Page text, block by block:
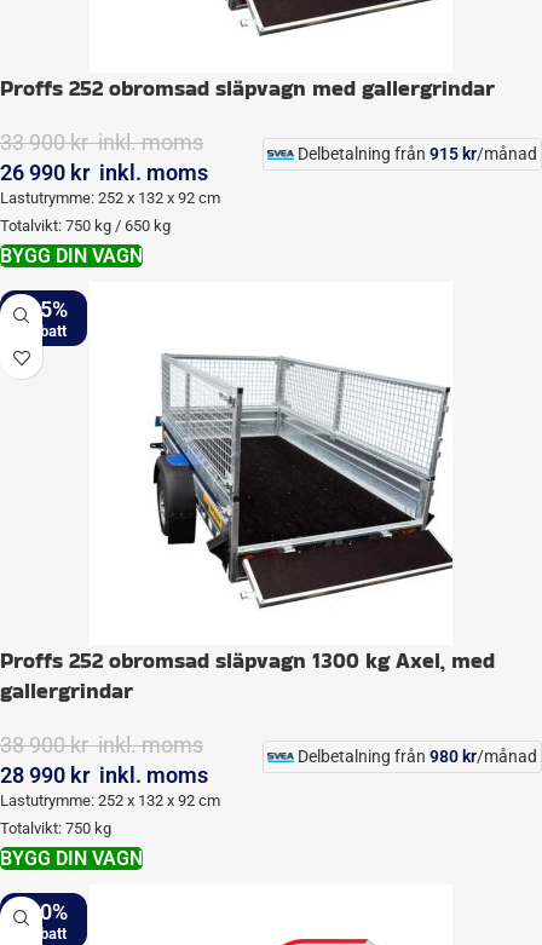
Proffs 252 obromsad släpvagn med gallergrindar
33 900kr‎ inkl. moms
26 990 kr ‎ inkl. moms
Delbetalning från 915 kr/månad
Lastutrymme: 252 x 132 x 92 cm
Totalvikt: 750 kg / 650 kg
BYGG DIN VAGN
-25%
Proffs 252 obromsad släpvagn 1300 kg Axel, med
gallergrindar
38 900kr inkl. moms
28 990 kr inkl. moms
Delbetalning från 980 kr/månad
Lastutrymme: 252 x 132 x 92 cm
Totalvikt: 750 kg
BYGG DIN VAGN
-20%